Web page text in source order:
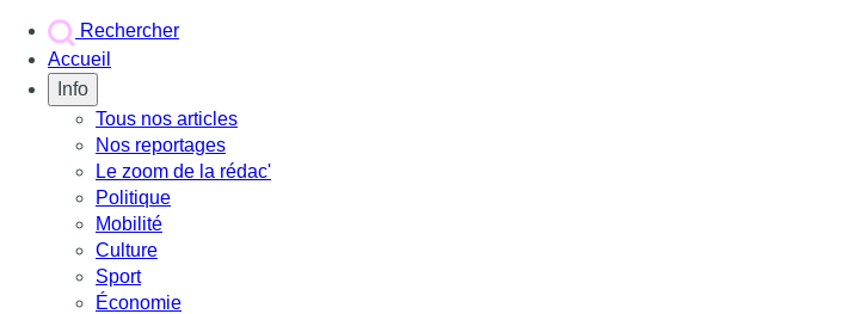
Rechercher
Accueil
Info
Tous nos articles
Nos reportages
Le zoom de la rédac'
Politique
Mobilité
Culture
Sport
Économie